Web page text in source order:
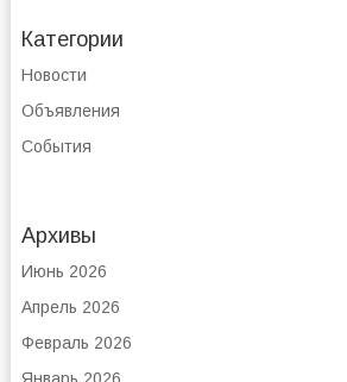
Категории
Новости
Объявления
События
Архивы
Июнь 2026
Апрель 2026
Февраль 2026